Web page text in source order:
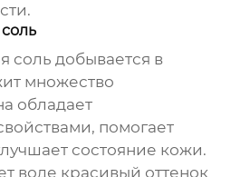
соль добывается в
множество
обладает
помогает
состояние кожи.
воде красивый оттенок